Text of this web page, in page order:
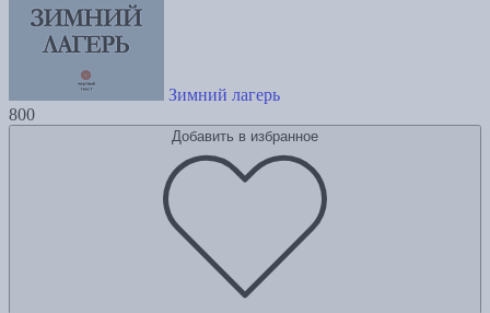
Зимний лагерь
800
Добавить в избранное